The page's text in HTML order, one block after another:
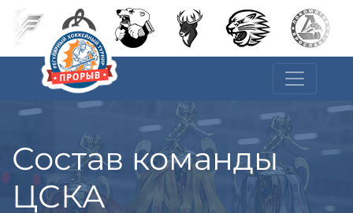
Состав команды
ЦСКА